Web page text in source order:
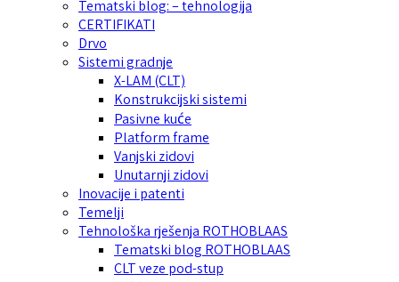
Tematski blog: – tehnologija
CERTIFIKATI
Drvo
Sistemi gradnje
X-LAM (CLT)
Konstrukcijski sistemi
Pasivne kuće
Platform frame
Vanjski zidovi
Unutarnji zidovi
Inovacije i patenti
Temelji
Tehnološka rješenja ROTHOBLAAS
Tematski blog ROTHOBLAAS
CLT veze pod-stup